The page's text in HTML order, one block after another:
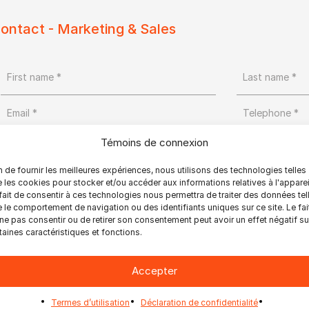
Témoins de connexion
de fournir les meilleures expériences, nous utilisons des technologies telles
les cookies pour stocker et/ou accéder aux informations relatives à
de consentir à ces technologies nous permettra de traiter des données
le comportement de navigation ou des identifiants uniques sur ce site. Le
pas consentir ou de retirer son consentement peut avoir un effet négatif
caractéristiques et fonctions.
Accepter
Termes d’utilisation Déclaration de confidentialité
- Marketing & Sales